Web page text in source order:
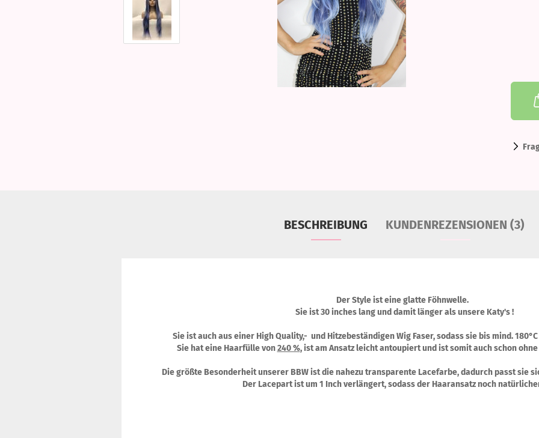
BESCHREIBUNG KUNDENREZENSIONEN (3)
Der Style ist eine glatte Föhnwelle.
Sie ist 30 inches lang und damit länger als unsere Katy's !
Sie ist auch aus einer High Quality,- und Hitzebeständigen Wig Faser, sodass sie bis mind.
Sie hat eine Haarfülle von240 %, ist am Ansatz leicht antoupiert und ist somit auch schon
Die größte Besonderheit unserer BBW ist die nahezu transparente Lacefarbe, dadurch passt sie
Der Lacepart ist um 1 Inch verlängert, sodass der Haaransatz noch